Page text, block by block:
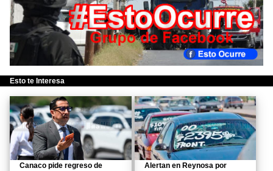
Esto te Interesa
Canaco pide regreso de
Alertan en Reynosa por